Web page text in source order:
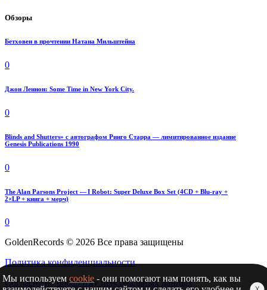
Обзоры
Бетховен в прочтении Натана Мильштейна
0
Джон Леннон: Some Time in New York City.
0
Blinds and Shutters» с автографом Ринго Старра — лимитированное издание
Genesis Publications 1990
0
The Alan Parsons Project — I Robot: Super Deluxe Box Set (4CD + Blu-ray +
2×LP + книга + мерч)
0
GoldenRecords © 2026 Все права защищены
Политика конфиденциальности
Согласие на обработку персональных данных
Мы используемcookie - они помогают нам понять, как вы